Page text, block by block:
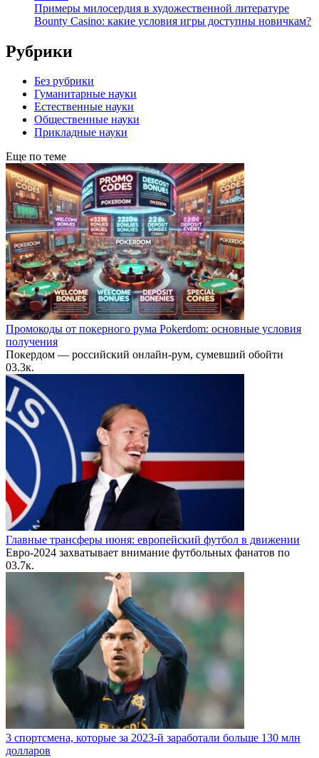
Примеры милосердия в художественной литературе
Bounty Casino: какие условия игры доступны новичкам?
Рубрики
Без рубрики
Гуманитарные науки
Естественные науки
Общественные науки
Прикладные науки
Еще по теме
Промокоды от покерного рума Pokerdom: основные условия
получения
Покердом — российский онлайн-рум, сумевший обойти
03.3к.
Главные трансферы июня: европейский футбол в движении
Евро-2024 захватывает внимание футбольных фанатов по
03.7к.
3 спортсмена, которые за 2023-й заработали больше 130 млн
долларов